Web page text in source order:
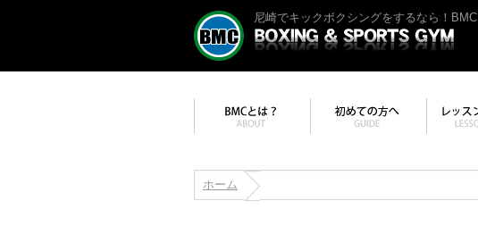
尼崎でキックボクシングをするなら！BMC
ホーム